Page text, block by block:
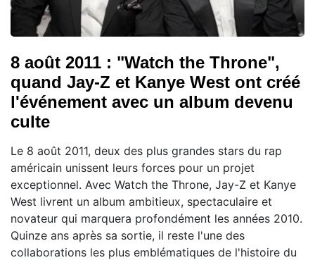
8 août 2011 : "Watch the Throne",
quand Jay-Z et Kanye West ont créé
l'événement avec un album devenu
culte
Le 8 août 2011, deux des plus grandes stars du rap
américain unissent leurs forces pour un projet
exceptionnel. Avec Watch the Throne, Jay-Z et Kanye
West livrent un album ambitieux, spectaculaire et
novateur qui marquera profondément les années 2010.
Quinze ans après sa sortie, il reste l'une des
collaborations les plus emblématiques de l'histoire du